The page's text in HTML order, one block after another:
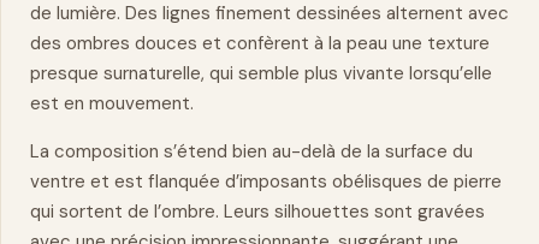
de lumière. Des lignes finement dessinées alternent avec
des ombres douces et confèrent à la peau une texture
presque surnaturelle, qui semble plus vivante lorsqu’elle
est en mouvement.
La composition s’étend bien au-delà de la surface du
ventre et est flanquée d’imposants obélisques de pierre
qui sortent de l’ombre. Leurs silhouettes sont gravées